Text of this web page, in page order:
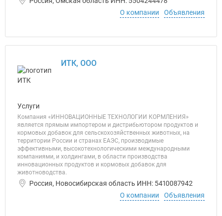
О компании
Объявления
ИТК, ООО
Услуги
Компания «ИННОВАЦИОННЫЕ ТЕХНОЛОГИИ КОРМЛЕНИЯ»
является прямым импортером и дистрибьютором продуктов и
кормовых добавок для сельскохозяйственных животных, на
территории России и странах ЕАЭС, производимые
эффективными, высокотехнологическими международными
компаниями, и холдингами, в области производства
инновационных продуктов и кормовых добавок для
животноводства.
Россия, Новосибирская область ИНН: 5410087942
О компании
Объявления